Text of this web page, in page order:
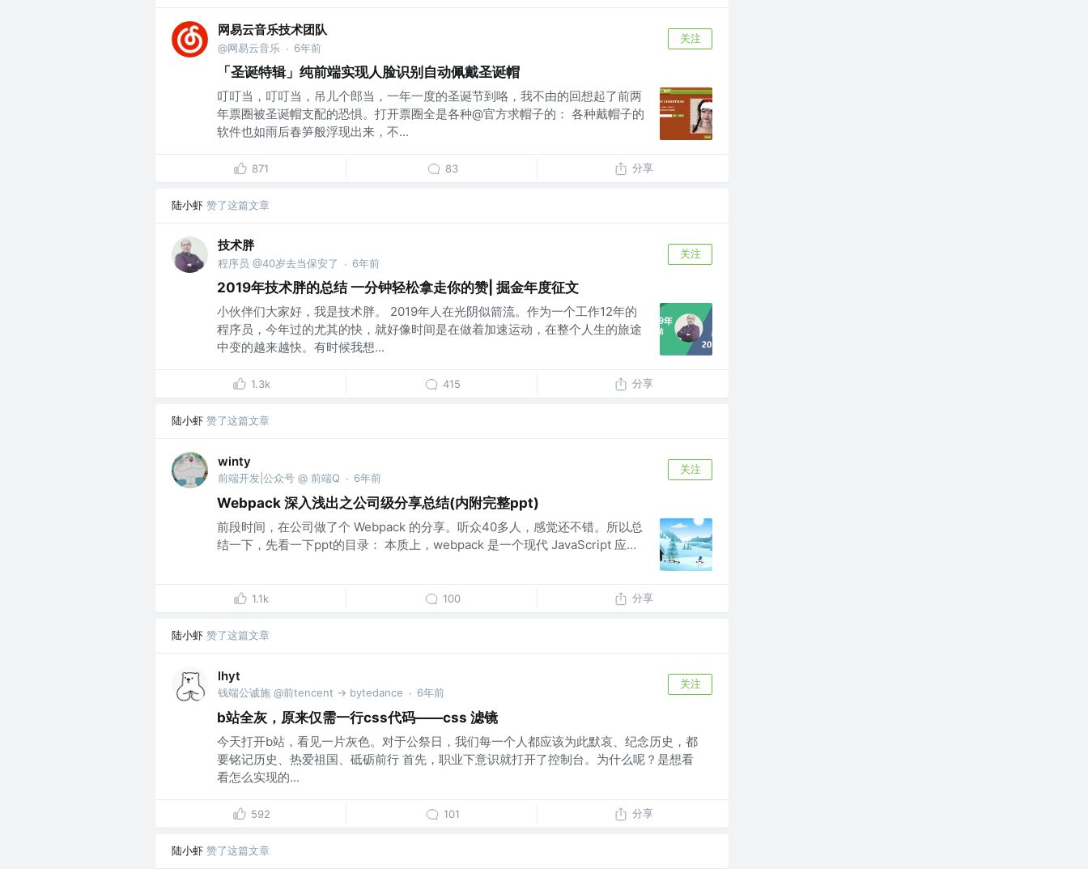
网易云音乐技术团队
@网易云音乐 · 6年前
关注
「圣诞特辑」纯前端实现人脸识别自动佩戴圣诞帽
叮叮当，叮叮当，吊儿个郎当，一年一度的圣诞节到咯，我不由的回想起了前两
年票圈被圣诞帽支配的恐惧。打开票圈全是各种@官方求帽子的： 各种戴帽子的
软件也如雨后春笋般浮现出来，不...
871 83 分享
陆小虾 赞了这篇文章
技术胖
程序员 @40岁去当保安了 · 6年前
关注
2019年技术胖的总结 一分钟轻松拿走你的赞| 掘金年度征文
小伙伴们大家好，我是技术胖。 2019年人在光阴似箭流。作为一个工作12年的
程序员，今年过的尤其的快，就好像时间是在做着加速运动，在整个人生的旅途
中变的越来越快。有时候我想...
1.3k 415 分享
陆小虾 赞了这篇文章
winty
前端开发|公众号 @ 前端Q · 6年前
关注
Webpack 深入浅出之公司级分享总结(内附完整ppt)
前段时间，在公司做了个 Webpack 的分享。听众40多人，感觉还不错。所以总
结一下，先看一下ppt的目录： 本质上，webpack 是一个现代 JavaScript 应...
1.1k 100 分享
陆小虾 赞了这篇文章
lhyt
钱端公诚施 @前tencent -> bytedance · 6年前
关注
b站全灰，原来仅需一行css代码——css 滤镜
今天打开b站，看见一片灰色。对于公祭日，我们每一个人都应该为此默哀、纪念历史，都
要铭记历史、热爱祖国、砥砺前行 首先，职业下意识就打开了控制台。为什么呢？是想看
看怎么实现的...
592 101 分享
陆小虾 赞了这篇文章